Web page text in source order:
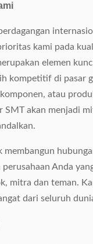
kami pada
elemen
kompetitif di pasar
atau
SMT akan menjadi
membangun
perusahaan Anda
mitra dan teman.
dari seluruh